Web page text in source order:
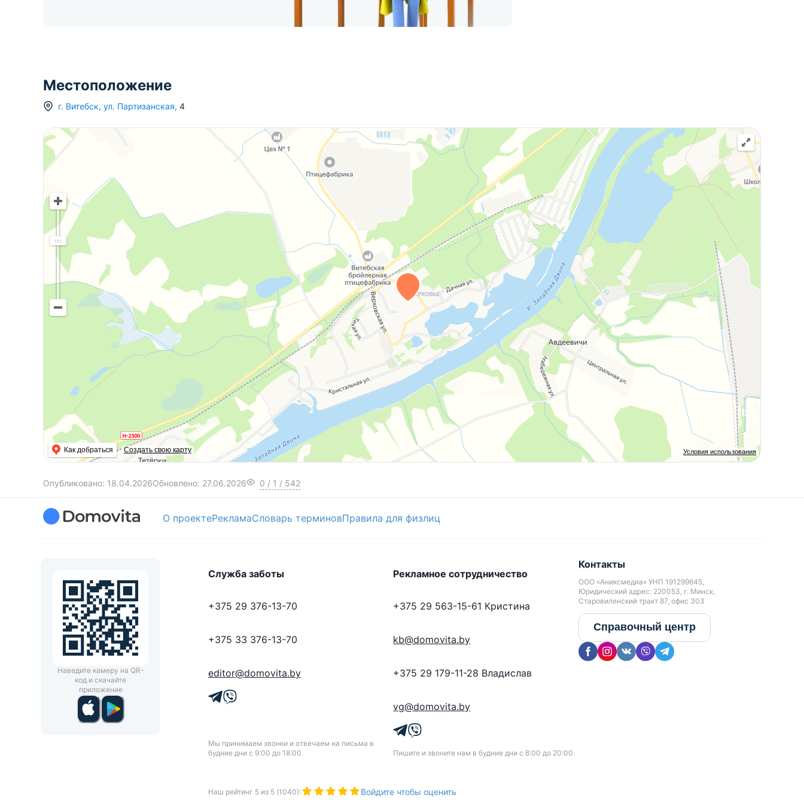
Местоположение
г. Витебск, ул. Партизанская, 4
Условия использования
Как добраться Создать свою карту
Опубликовано: 18.04.2026Обновлено: 27.06.2026 0 / 1 / 542
О проектеРекламаСловарь терминовПравила для физлиц
Наведите камеру на QR-
код и скачайте
приложение
Служба заботы
+375 29 376-13-70
+375 33 376-13-70
editor@domovita.by
Мы принимаем звонки и отвечаем на письма в
будние дни с 9:00 до 18:00.
Рекламное сотрудничество
+375 29 563-15-61 Кристина
kb@domovita.by
+375 29 179-11-28 Владислав
vg@domovita.by
Пишите и звоните нам в будние дни с 8:00 до 20:00.
Контакты
ООО «Аниксмедиа» УНП 191299645,
Юридический адрес: 220053, г. Минск,
Старовиленский тракт 87, офис 303
Справочный центр
Наш рейтинг 5 из 5 (1040): Войдите чтобы оценить